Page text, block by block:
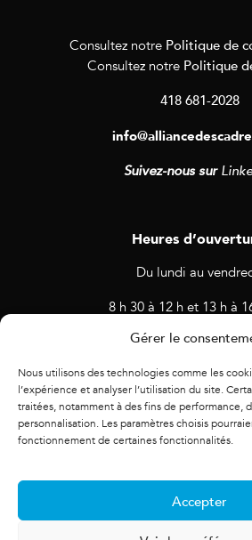
Gérer le
Nous utilisons des technologies comme les
l’expérience et analyser l’utilisation du site.
traitées, notamment à des fins de performance,
personnalisation. Les paramètres choisis
fonctionnement de certaines fonctionnalités.
Accepter
Consultez notre Politique de
Consultez notre Politique
418 681-2028
Suivez-nous sur
Heures
Du lundi au
8 h 30 à 12 h et 13 h à
* Horaires sujets à changement en